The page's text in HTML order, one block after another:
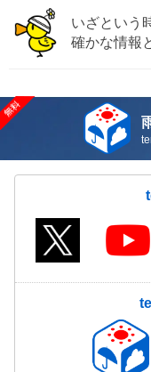
いざという
確かな情報